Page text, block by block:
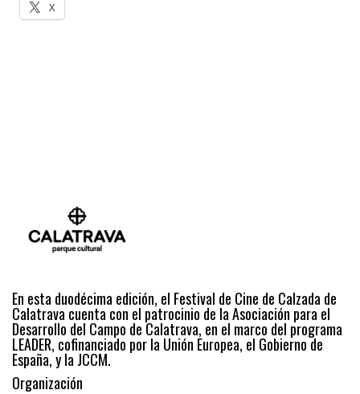
X
En esta duodécima edición, el Festival de Cine de Calzada de
Calatrava cuenta con el patrocinio de la Asociación para el
Desarrollo del Campo de Calatrava, en el marco del programa
LEADER, cofinanciado por la Unión Europea, el Gobierno de
España, y la JCCM.
Organización